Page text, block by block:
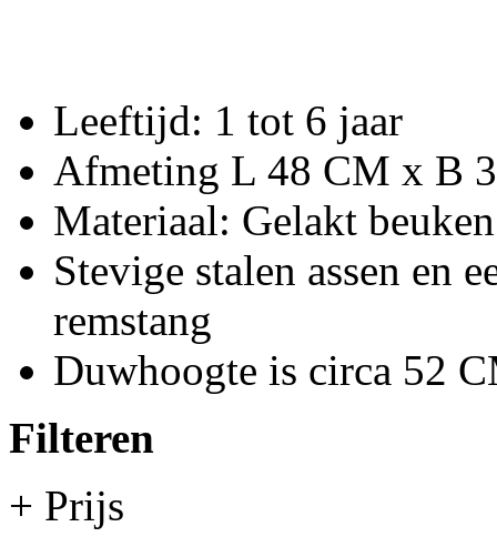
Leeftijd: 1 tot 6 jaar
Afmeting L 48 CM x B
Materiaal: Gelakt
Stevige stalen assen en
remstang
Duwhoogte is circa 52
Filteren
+ Prijs